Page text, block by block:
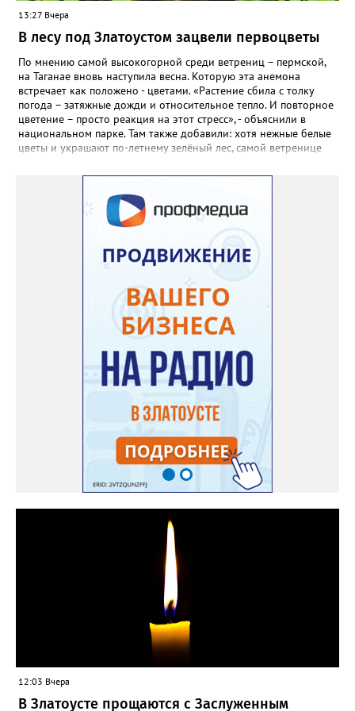
садовод советует сразу убрать семена в холодильник на два
месяца, а место посадки - мульчировать мелкой корой. Семена
самосевом в ней отлично прорастают. Если иногда срезать
сухие цветы и стряхивать семена вокруг куртины, лаванда
весной прорастет сама. Ещё один секрет – этот символ
Прованса не любит «вкусную» почву. Добавляйте в посадочную
яму гравий и песок – требуется хороший дренаж. В первый год
Екатерина рекомендует цветы убирать, чтобы силы куста
пошли на наращивание корневой системы. А со второго года
пусть лаванда цветёт во всю силу! Фото: Екатерина Бойко,
специально для «Златоуст.инфо». Обсуждение новости здесь
13:27 Вчера
В лесу под Златоустом зацвели первоцветы
По мнению самой высокогорной среди ветрениц – пермской,
на Таганае вновь наступила весна. Которую эта анемона
встречает как положено - цветами. «Растение сбила с толку
погода – затяжные дожди и относительное тепло. И повторное
цветение – просто реакция на этот стресс», - объяснили в
национальном парке. Там также добавили: хотя нежные белые
цветы и украшают по-летнему зелёный лес, самой ветренице
силы перед долгой зимовкой.
12:03 Вчера
В Златоусте прощаются с Заслуженным